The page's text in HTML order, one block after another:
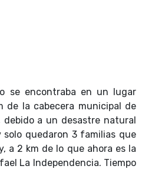
se encontraba en un lugar
de la cabecera municipal de
debido a un desastre natural
quedaron 3 familias que
a 2 km de lo que ahora es la
La Independencia. Tiempo